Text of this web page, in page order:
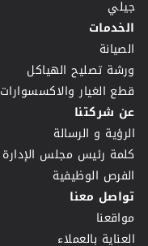
جيلي
الخدمات
الصيانة
ورشة تصليح الهياكل
قطع الغيار والاكسسوارات
عن شركتنا
الرؤية و الرسالة
كلمة رئيس مجلس الإدارة
الفرص الوظيفية
تواصل معنا
مواقعنا
العناية بالعملاء